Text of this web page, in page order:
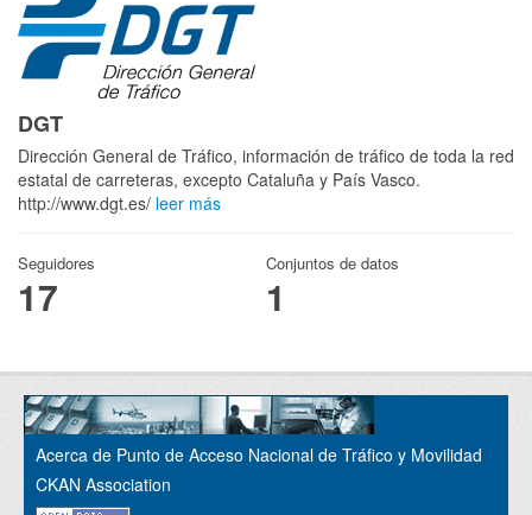
DGT
Dirección General de Tráfico, información de tráfico de toda la red
estatal de carreteras, excepto Cataluña y País Vasco.
http://www.dgt.es/ leer más
Seguidores
17
Conjuntos de datos
1
Acerca de Punto de Acceso Nacional de Tráfico y Movilidad
CKAN Association